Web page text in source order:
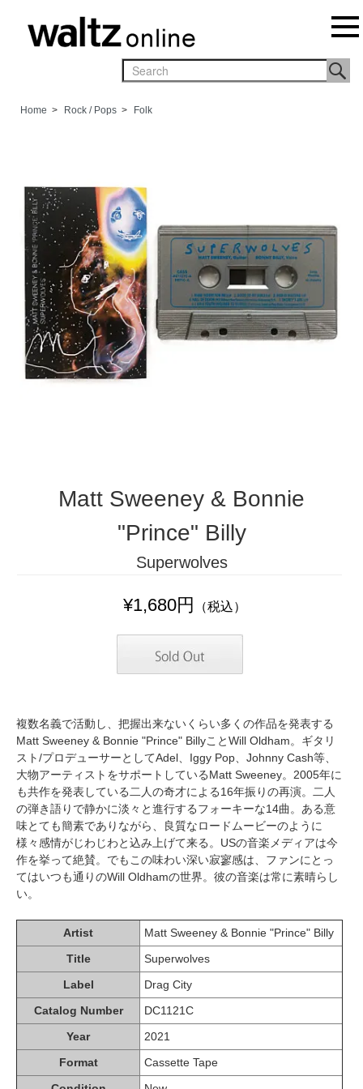
Home > Rock / Pops > Folk
Matt Sweeney & Bonnie
"Prince" Billy
Superwolves
¥1,680円 （税込）
複数名義で活動し、把握出来ないくらい多くの作品を発表する
Matt Sweeney & Bonnie "Prince" BillyことWill Oldham。ギタリ
スト/プロデューサーとしてAdel、Iggy Pop、Johnny Cash等、
大物アーティストをサポートしているMatt Sweeney。2005年に
も共作を発表している二人の奇才による16年振りの再演。二人
の弾き語りで静かに淡々と進行するフォーキーな14曲。ある意
味とても簡素でありながら、良質なロードムービーのように
様々感情がじわじわと込み上げて来る。USの音楽メディアは今
作を挙って絶賛。でもこの味わい深い寂寥感は、ファンにとっ
てはいつも通りのWill Oldhamの世界。彼の音楽は常に素晴らし
い。
Artist
Matt Sweeney & Bonnie "Prince" Billy
Title
Superwolves
Label
Drag City
Catalog Number
DC1121C
Year
2021
Format
Cassette Tape